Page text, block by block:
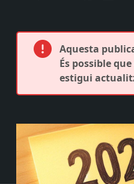
Aquesta
És possible
estigui